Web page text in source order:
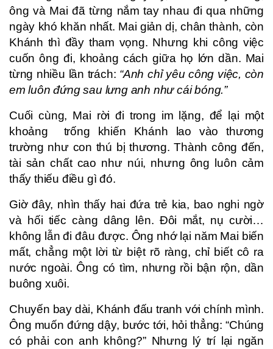
ông và Mai đã từng nắm tay nhau đi qua những
ngày khó khăn nhất. Mai giản dị, chân thành, còn
Khánh thì đầy tham vọng. Nhưng khi công việc
cuốn ông đi, khoảng cách giữa họ lớn dần. Mai
từng nhiều lần trách: “Anh chỉ yêu công việc, còn
em luôn đứng sau lưng anh như cái bóng.”
Cuối cùng, Mai rời đi trong im lặng, để lại một
khoảng trống khiến Khánh lao vào thương
trường như con thú bị thương. Thành công đến,
tài sản chất cao như núi, nhưng ông luôn cảm
thấy thiếu điều gì đó.
Giờ đây, nhìn thấy hai đứa trẻ kia, bao nghi ngờ
và hối tiếc càng dâng lên. Đôi mắt, nụ cười…
không lẫn đi đâu được. Ông nhớ lại năm Mai biến
mất, chẳng một lời từ biệt rõ ràng, chỉ biết cô ra
nước ngoài. Ông có tìm, nhưng rồi bận rộn, dần
buông xuôi.
Chuyến bay dài, Khánh đấu tranh với chính mình.
Ông muốn đứng dậy, bước tới, hỏi thẳng: “Chúng
có phải con anh không?” Nhưng lý trí lại ngăn